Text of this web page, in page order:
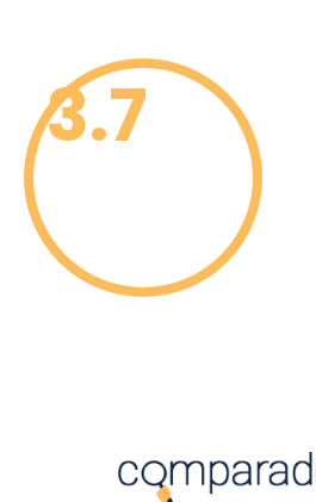
3.7